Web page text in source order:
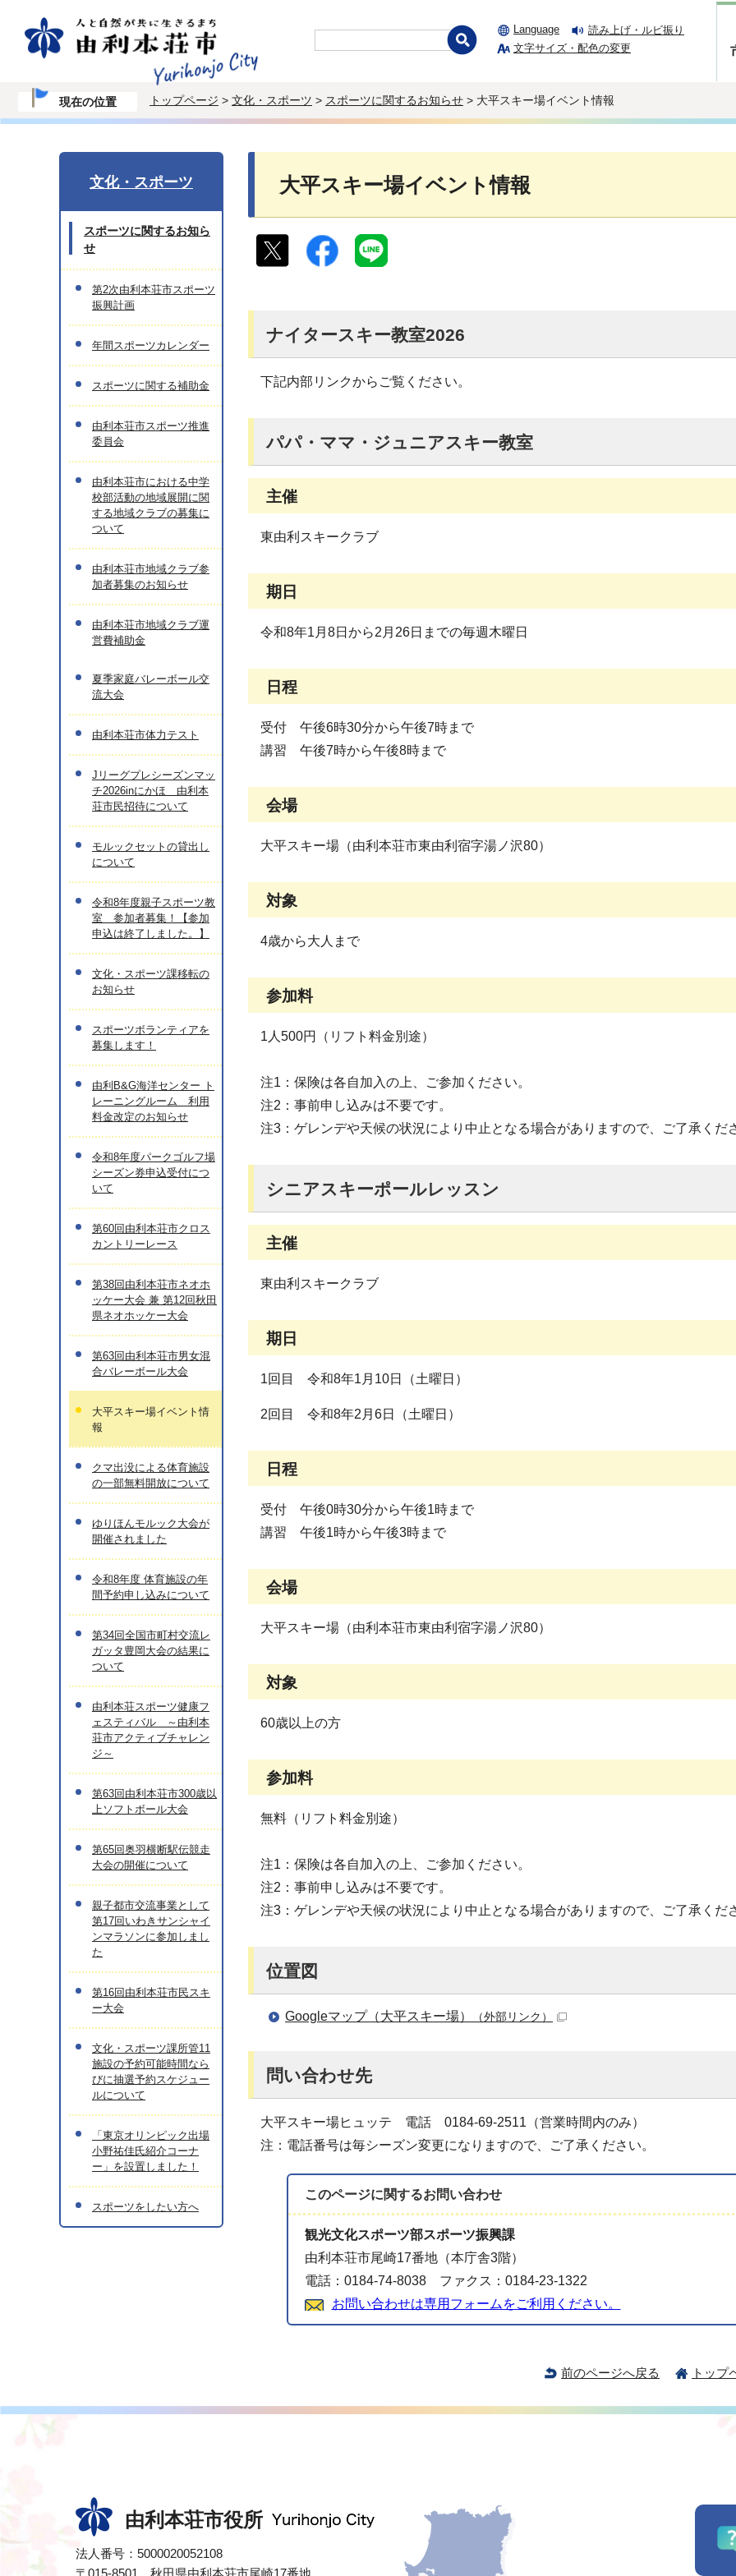
Language
読み上げ・ルビ振り
文字サイズ・配色の変更
現在の位置 トップページ > 文化・スポーツ > スポーツに関するお知らせ > 大平スキー場イベント情報
大平スキー場イベント情報
ナイタースキー教室2026
下記内部リンクからご覧ください。
パパ・ママ・ジュニアスキー教室
主催
東由利スキークラブ
期日
令和8年1月8日から2月26日までの毎週木曜日
日程
受付 午後6時30分から午後7時まで
講習 午後7時から午後8時まで
会場
大平スキー場（由利本荘市東由利宿字湯ノ沢80）
対象
4歳から大人まで
参加料
1人500円（リフト料金別途）
注1：保険は各自加入の上、ご参加ください。
注2：事前申し込みは不要です。
注3：ゲレンデや天候の状況により中止となる場合がありますので、ご了承くだ
シニアスキーポールレッスン
主催
東由利スキークラブ
期日
1回目 令和8年1月10日（土曜日）
2回目 令和8年2月6日（土曜日）
日程
受付 午後0時30分から午後1時まで
講習 午後1時から午後3時まで
会場
大平スキー場（由利本荘市東由利宿字湯ノ沢80）
対象
60歳以上の方
参加料
無料（リフト料金別途）
注1：保険は各自加入の上、ご参加ください。
注2：事前申し込みは不要です。
注3：ゲレンデや天候の状況により中止となる場合がありますので、ご了承くだ
位置図
Googleマップ（大平スキー場） （外部リンク）
問い合わせ先
大平スキー場ヒュッテ 電話 0184-69-2511（営業時間内のみ）
注：電話番号は毎シーズン変更になりますので、ご了承ください。
このページに関するお問い合わせ
観光文化スポーツ部スポーツ振興課
由利本荘市尾崎17番地（本庁舎3階）
電話：0184-74-8038 ファクス：0184-23-1322
お問い合わせは専用フォームをご利用ください。
文化・スポーツ
スポーツに関するお知ら
せ
第2次由利本荘市スポーツ
振興計画
年間スポーツカレンダー
スポーツに関する補助金
由利本荘市スポーツ推進
委員会
由利本荘市における中学
校部活動の地域展開に関
する地域クラブの募集に
ついて
由利本荘市地域クラブ参
加者募集のお知らせ
由利本荘市地域クラブ運
営費補助金
夏季家庭バレーボール交
流大会
由利本荘市体力テスト
Jリーグプレシーズンマッ
チ2026inにかほ 由利本
荘市民招待について
モルックセットの貸出し
について
令和8年度親子スポーツ教
室 参加者募集！【参加
申込は終了しました。】
文化・スポーツ課移転の
お知らせ
スポーツボランティアを
募集します！
由利B&G海洋センター ト
レーニングルーム 利用
料金改定のお知らせ
令和8年度パークゴルフ場
シーズン券申込受付につ
いて
第60回由利本荘市クロス
カントリーレース
第38回由利本荘市ネオホ
ッケー大会 兼 第12回秋田
県ネオホッケー大会
第63回由利本荘市男女混
合バレーボール大会
大平スキー場イベント情
報
クマ出没による体育施設
の一部無料開放について
ゆりほんモルック大会が
開催されました
令和8年度 体育施設の年
間予約申し込みについて
第34回全国市町村交流レ
ガッタ豊岡大会の結果に
ついて
由利本荘スポーツ健康フ
ェスティバル ～由利本
荘市アクティブチャレン
ジ～
第63回由利本荘市300歳以
上ソフトボール大会
第65回奥羽横断駅伝競走
大会の開催について
親子都市交流事業として
第17回いわきサンシャイ
ンマラソンに参加しまし
た
第16回由利本荘市民スキ
ー大会
文化・スポーツ課所管11
施設の予約可能時間なら
びに抽選予約スケジュー
ルについて
「東京オリンピック出場
小野祐佳氏紹介コーナ
ー」を設置しました！
スポーツをしたい方へ
前のページへ戻る トップ
由利本荘市役所
法人番号：5000020052108
〒015-8501 秋田県由利本荘市尾崎17番地